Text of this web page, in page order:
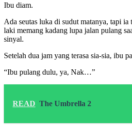
Ibu diam.
Ada seutas luka di sudut matanya, tapi
laki memang kadang lupa jalan pulang
sinyal.
Setelah dua jam yang terasa sia-sia, ibu
“Ibu pulang dulu, ya, Nak…”
READ The Umbrella 2